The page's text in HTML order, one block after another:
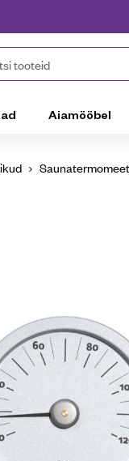
tooteid
Aiamööbel